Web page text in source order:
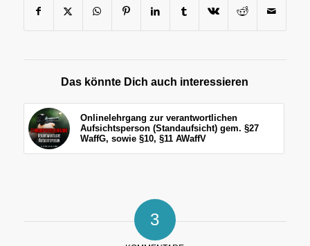
Das könnte Dich auch interessieren
Onlinelehrgang zur verantwortlichen
Aufsichtsperson (Standaufsicht) gem. §27
WaffG, sowie §10, §11 AWaffV
3